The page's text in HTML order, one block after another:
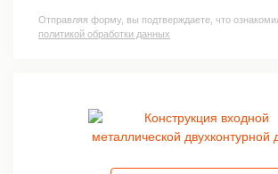
Отправляя форму, вы подтверждаете, что
политикой обработки данных